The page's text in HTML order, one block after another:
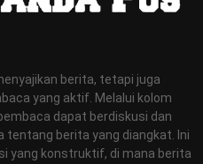
berita, tetapi juga
yang aktif. Melalui kolom
dapat berdiskusi dan
tentang berita yang diangkat. Ini
yang konstruktif, di mana berita